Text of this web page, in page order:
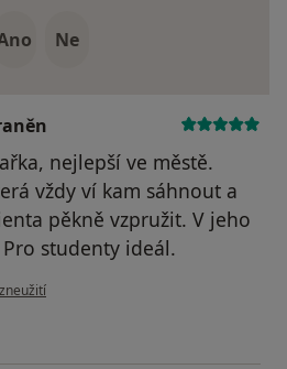
Ne
nejlepší ve městě.
vždy ví kam sáhnout a
pěkně vzpružit. V jeho
studenty ideál.
uživatele Váš účet byl odstraněn